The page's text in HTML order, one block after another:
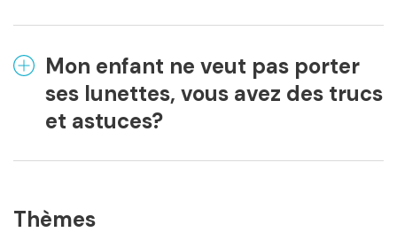
Mon enfant ne veut pas porter
ses lunettes, vous avez des trucs
et astuces?
Thèmes